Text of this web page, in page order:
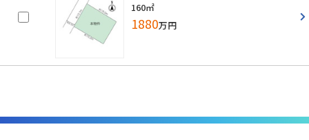
160㎡
1880万円